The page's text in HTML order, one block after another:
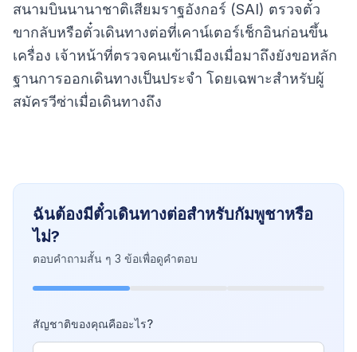
สนามบินนานาชาติเสียมราฐอังกอร์ (SAI) ตรวจตั๋ว
ขากลับหรือตั๋วเดินทางต่อที่เคาน์เตอร์เช็กอินก่อนขึ้น
เครื่อง เจ้าหน้าที่ตรวจคนเข้าเมืองเมื่อมาถึงยังขอหลัก
ฐานการออกเดินทางเป็นประจำ โดยเฉพาะสำหรับผู้
สมัครวีซ่าเมื่อเดินทางถึง
ฉันต้องมีตั๋วเดินทางต่อสำหรับกัมพูชาหรือ
ไม่?
ตอบคำถามสั้น ๆ 3 ข้อเพื่อดูคำตอบ
สัญชาติของคุณคืออะไร?